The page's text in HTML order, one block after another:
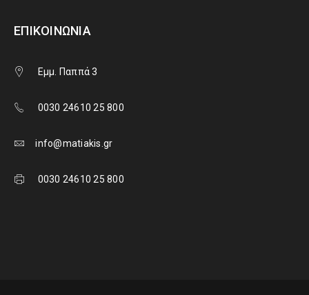
ΕΠΙΚΟΙΝΩΝΊΑ
Εμμ. Παππά 3
0030 24610 25 800
info@matiakis.gr
0030 24610 25 800